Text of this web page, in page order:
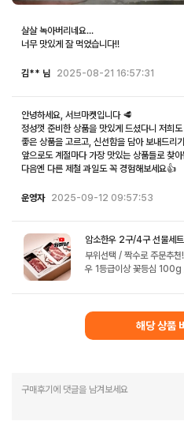
살살 녹아버리네요...
너무 맛있게 잘 먹었습니다!!
김** 님 2025-08-21 16:57:31
안녕하세요, 서브마켓입니다 🥩
정성껏 준비한 상품을 맛있게 드셨다니 저희
좋은 상품을 고르고, 신선함을 담아 보내드리
앞으로도 계절마다 가장 맛있는 상품들로 찾
다음엔 다른 제철 과일도 꼭 경험해보세요👍
운영자 2025-09-12 09:57:53
암소한우 2구/4구 선물세트
부위선택 / 짝수로 주문추
우 1등급이상 꽃등심
해당 상품